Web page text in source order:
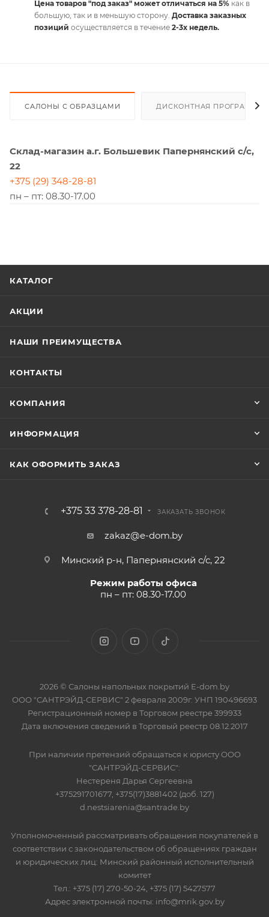
Цена товаров "под заказ" может отличаться на 5% как в
большую, так и в меньшую сторону. Доставка заказных
позиций осуществляется в течение 2-3х недель.
САЛОНЫ С ОБРАЗЦАМИ ДИСКОНТНАЯ ПРОГРАММА
Склад-магазин а.г. Большевик Папернянский с/с,
22
+375 (29) 348-28-81
пн – пт: 08.30-17.00
КАТАЛОГ
АКЦИИ
НАШИ ПРЕИМУЩЕСТВА
КОНТАКТЫ
КОМПАНИЯ
ИНФОРМАЦИЯ
КАК ОФОРМИТЬ ЗАКАЗ
+375 33 378-28-81 ЗАКАЗАТЬ ЗВОНОК
zakaz@e-dom.by
Минский р-н, Папернянский с/с, 22
Режим работы офиса
пн – пт: 08.30-17.00
2026 © Салоны напольных покрытий E-dom.by
ООО "САНТРЭЙД-СЕРВИС" 2 февраля 2009г. УНП 190496693
Регистрационный номер в Торговом реестре 399933
Дата включения сведений в Торговый реестр 08.12.2017
При наличии претензий обращаться к юристу ООО
"САНТРЭЙД-СЕРВИС":
Нестереня Дарья Сергеевна
+375291701677, +375(17)3881402 (доб. 127)
d.nestsiarenia@santrade.by
Уполномоченный рассматривать обращения покупателей в
соответствии с законодательством об обращениях граждан
и юридических лиц: Минский районный исполнительный
комитет
Тел.: +375 (17) 270-50-24, +375 (17) 5427577
Адрес электронной почты: info@mrik.gov.by